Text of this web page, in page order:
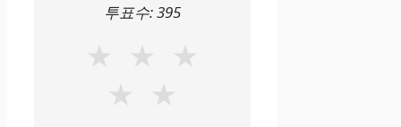
투표수:395
★ ★
★
★
★